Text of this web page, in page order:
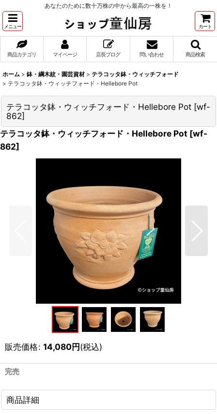
あなたのために数十万株の中から最高の一株を！
メニュー カート
商品カテゴリ マイページ 店長ブログ 問い合わせ 商品検索
ホーム > 鉢・綱木紋・園芸資材 > テラコッタ鉢・ウィッチフォード
> テラコッタ鉢・ウィッチフォード・Hellebore Pot
テラコッタ鉢・ウィッチフォード・Hellebore Pot [wf-
862]
テラコッタ鉢・ウィッチフォード・Hellebore Pot [wf-
862]
販売価格: 14,080円(税込)
完売
商品詳細